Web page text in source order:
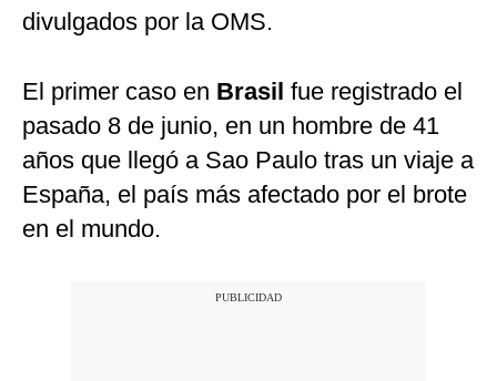
divulgados por la OMS.
El primer caso en Brasil fue registrado el
pasado 8 de junio, en un hombre de 41
años que llegó a Sao Paulo tras un viaje a
España, el país más afectado por el brote
en el mundo.